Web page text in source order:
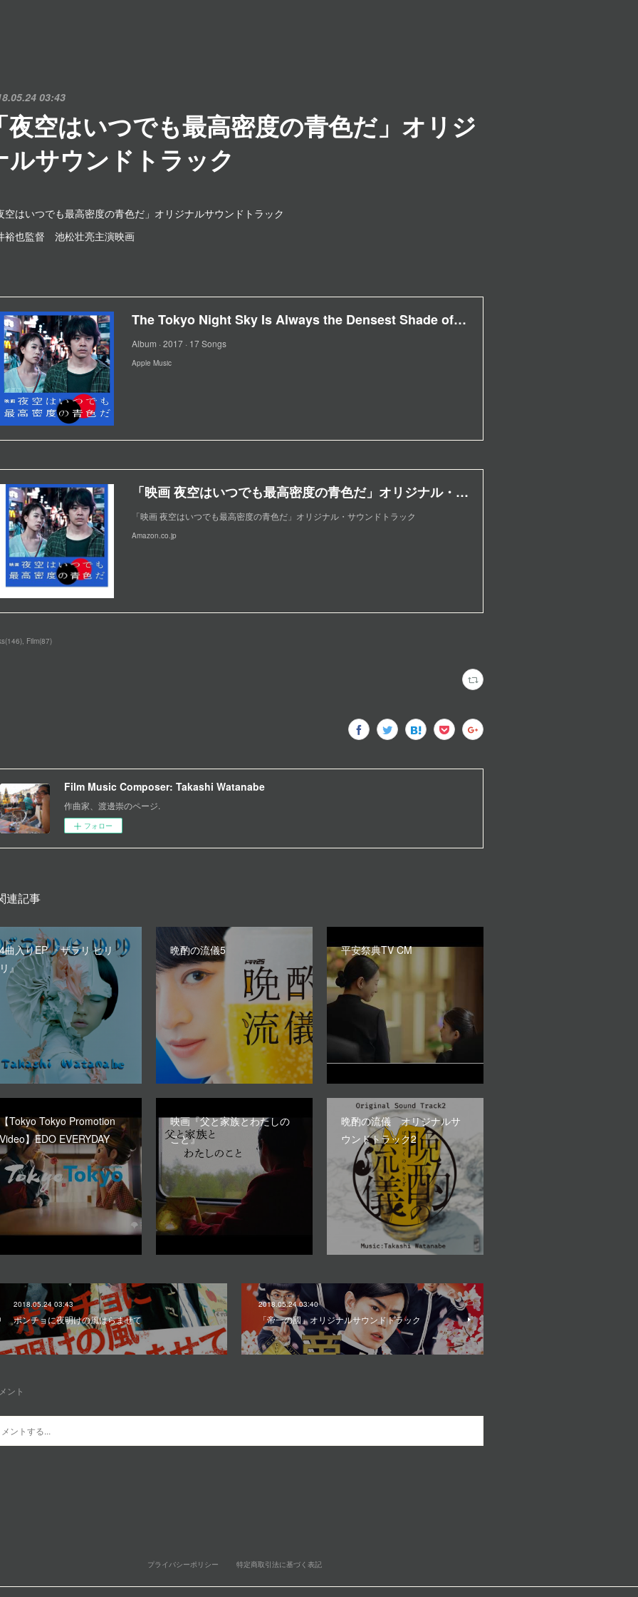
03:43
夜空はいつでも最高密度の青色だ」オリジ
ルサウンドトラック
空はいつでも最高密度の青色だ」オリジナルサウンドトラック
裕也監督 池松壮亮主演映画
The Tokyo Night Sky Is Always the Densest Shade of Blue Original Soundtrack by Takashi Watanabe
Album · 2017 · 17 Songs
Apple Music
「映画 夜空はいつでも最高密度の青色だ」オリジナル・サウンドトラック
「映画 夜空はいつでも最高密度の青色だ」オリジナル・サウンドトラック
Amazon.co.jp
(146) Film(87)
Film Music Composer: Takashi Watanabe
作曲家、渡邊崇のページ.
フォロー
連記事
4曲入りEP 『ザラリ ヒリ
リ』
晩酌の流儀5 平安祭典TV CM
【Tokyo Tokyo Promotion
Video】EDO EVERYDAY
映画『父と家族とわたしの
こと』
晩酌の流儀 オリジナルサ
ウンドトラック2
2018.05.24 03:43
ポンチョに夜明けの風はらませて
2018.05.24 03:40
「帝一の國」オリジナルサウンドトラック
ント
プライバシーポリシー 特定商取引法に基づく表記